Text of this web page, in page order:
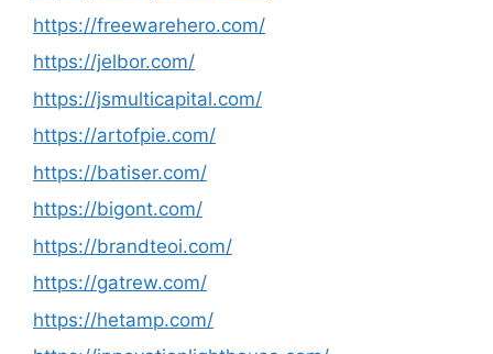
https://freewarehero.com/
https://jelbor.com/
https://jsmulticapital.com/
https://artofpie.com/
https://batiser.com/
https://bigont.com/
https://brandteoi.com/
https://gatrew.com/
https://hetamp.com/